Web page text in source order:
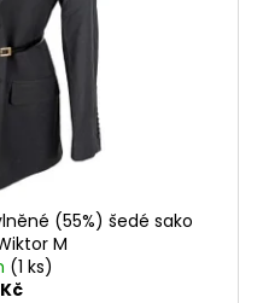
(55%) šedé sako
M
(1 ks)